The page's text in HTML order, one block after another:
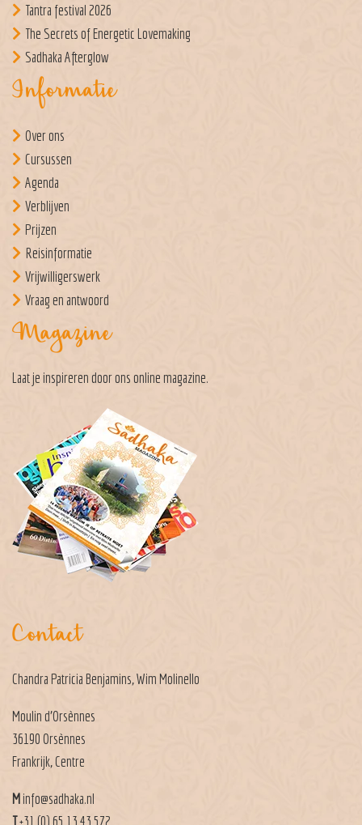
Tantra festival 2026
The Secrets of Energetic Lovemaking
Sadhaka Afterglow
Informatie
Over ons
Cursussen
Agenda
Verblijven
Prijzen
Reisinformatie
Vrijwilligerswerk
Vraag en antwoord
Magazine
Laat je inspireren door onsonline magazine.
Contact
Chandra Patricia Benjamins, Wim Molinello
Moulin d’Orsènnes
36190 Orsènnes
Frankrijk, Centre
Minfo@sadhaka.nl
T+31 (0) 65 13 43 572